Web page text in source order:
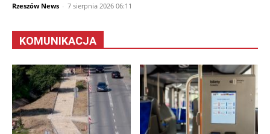
Rzeszów News - 7 sierpnia 2026 06:11
KOMUNIKACJA